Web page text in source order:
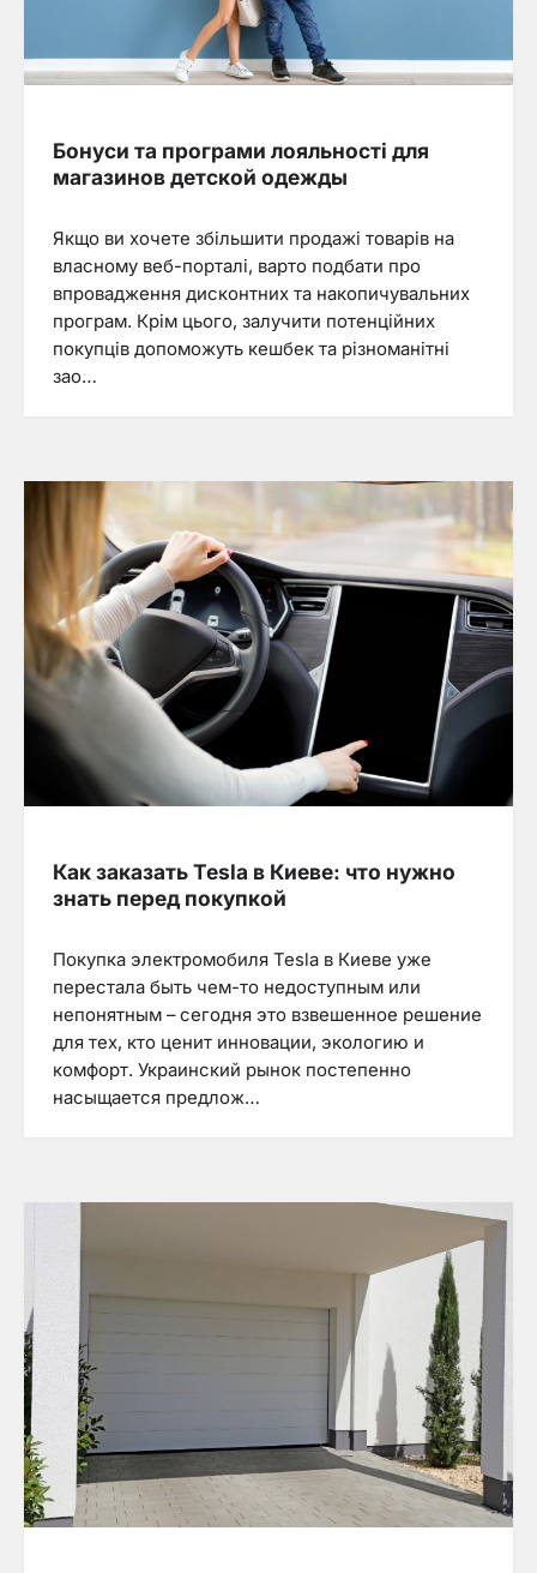
Бонуси та програми лояльності для
магазинов детской одежды
Якщо ви хочете збільшити продажі товарів на
власному веб-порталі, варто подбати про
впровадження дисконтних та накопичувальних
програм. Крім цього, залучити потенційних
покупців допоможуть кешбек та різноманітні
зао…
Как заказать Tesla в Киеве: что нужно
знать перед покупкой
Покупка электромобиля Tesla в Киеве уже
перестала быть чем-то недоступным или
непонятным – сегодня это взвешенное решение
для тех, кто ценит инновации, экологию и
комфорт. Украинский рынок постепенно
насыщается предлож…